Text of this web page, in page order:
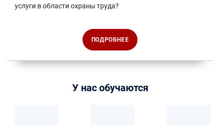
услуги в области охраны труда?
ПОДРОБНЕЕ
У нас обучаются